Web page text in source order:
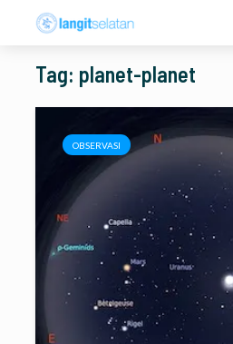
Tag: planet-planet
OBSERVASI